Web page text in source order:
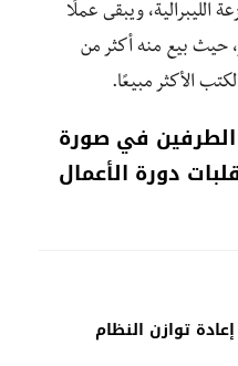
الليبرالية، ويبقى عملًا
حيث بيع منه أكثر من
الأكثر مبيعًا.
الطرفين في صورة
دورة الأعمال
توازن النظام